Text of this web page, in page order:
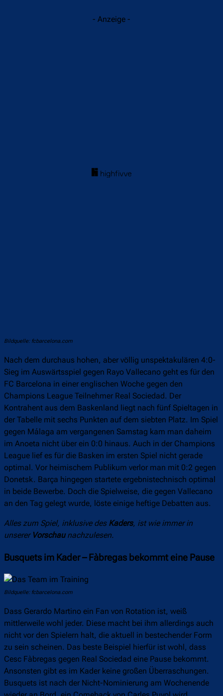
- Anzeige -
Bildquelle: fcbarcelona.com
Nach dem durchaus hohen, aber völlig unspektakulären 4:0-
Sieg im Auswärtsspiel gegen Rayo Vallecano geht es für den
FC Barcelona in einer englischen Woche gegen den
Champions League Teilnehmer Real Sociedad. Der
Kontrahent aus dem Baskenland liegt nach fünf Spieltagen in
der Tabelle mit sechs Punkten auf dem siebten Platz. Im Spiel
gegen Málaga am vergangenen Samstag kam man daheim
im Anoeta nicht über ein 0:0 hinaus. Auch in der Champions
League lief es für die Basken im ersten Spiel nicht gerade
optimal. Vor heimischem Publikum verlor man mit 0:2 gegen
Donetsk. Barça hingegen startete ergebnistechnisch optimal
in beide Bewerbe. Doch die Spielweise, die gegen Vallecano
an den Tag gelegt wurde, löste einige heftige Debatten aus.
Alles zum Spiel, inklusive des Kaders, ist wie immer in
unserer Vorschaunachzulesen.
Busquets im Kader – Fàbregas bekommt eine Pause
Bildquelle: fcbarcelona.com
Dass Gerardo Martino ein Fan von Rotation ist, weiß
mittlerweile wohl jeder. Diese macht bei ihm allerdings auch
nicht vor den Spielern halt, die aktuell in bestechender Form
zu sein scheinen. Das beste Beispiel hierfür ist wohl, dass
Cesc Fàbregas gegen Real Sociedad eine Pause bekommt.
Ansonsten gibt es im Kader keine großen Überraschungen.
Busquets ist nach der Nicht-Nominierung am Wochenende